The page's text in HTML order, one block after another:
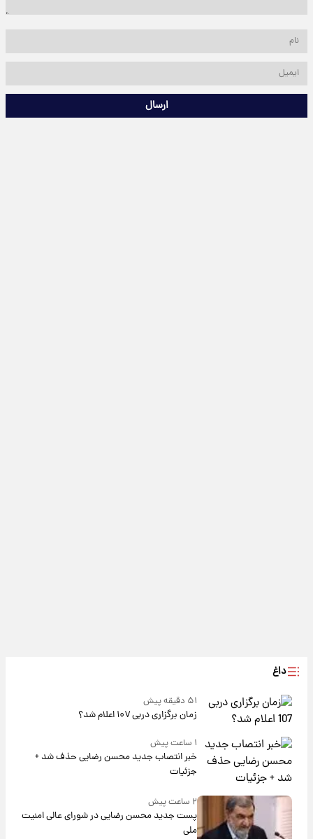
ارسال
داغ
۵۱ دقیقه پیش
زمان برگزاری دربی ۱۰۷ اعلام شد؟
۱ ساعت پیش
خبر انتصاب جدید محسن رضایی حذف شد +
جزئیات
پست جدید محسن رضایی در شورای عالی امنیت
ملی